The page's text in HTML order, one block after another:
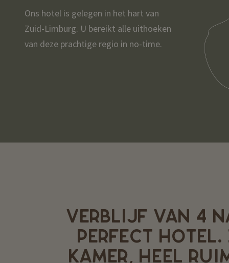
Ons hotel is gelegen in het hart van
Zuid-Limburg. U bereikt alle uithoeken
van deze prachtige regio in no-time.
VERBLIJF VAN 4
PERFECT
KAMER, HEEL